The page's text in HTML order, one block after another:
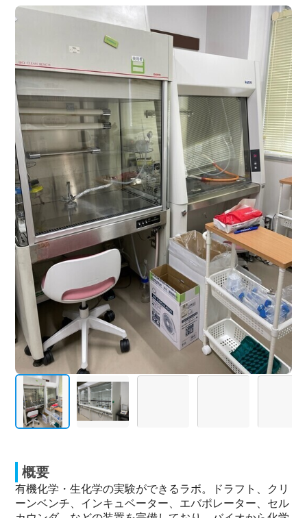
概要
有機化学・生化学の実験ができるラボ。ドラフト、クリ
ーンベンチ、インキュベーター、エバポレーター、セル